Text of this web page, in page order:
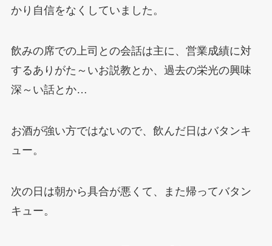
かり自信をなくしていました。
飲みの席での上司との会話は主に、営業成績に対
するありがた～いお説教とか、過去の栄光の興味
深～い話とか…
お酒が強い方ではないので、飲んだ日はバタンキ
ュー。
次の日は朝から具合が悪くて、また帰ってバタン
キュー。